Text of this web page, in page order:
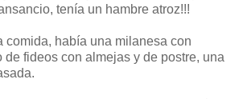
tenía un hambre atroz!!!
comida, había una milanesa con
de fideos con almejas y de postre, una